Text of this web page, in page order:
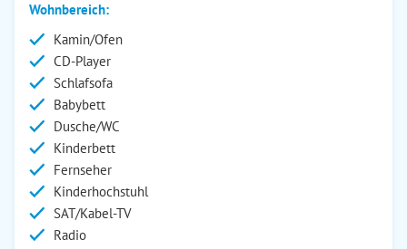
Wohnbereich:
Kamin/Ofen
CD-Player
Schlafsofa
Babybett
Dusche/WC
Kinderbett
Fernseher
Kinderhochstuhl
SAT/Kabel-TV
Radio